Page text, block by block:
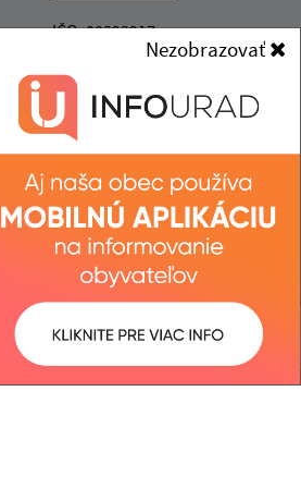
Nezobrazovať
IČO: 00323217